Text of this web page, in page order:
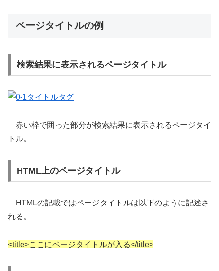
ページタイトルの例
検索結果に表示されるページタイトル
赤い枠で囲った部分が検索結果に表示されるページタイ
トル。
HTML上のページタイトル
HTMLの記載ではページタイトルは以下のように記述さ
れる。
<title>ここにページタイトルが入る</title>